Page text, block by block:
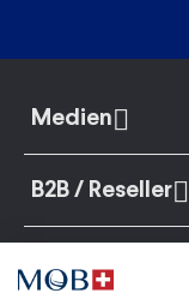
Medien
B2B / Reseller
Gruppen